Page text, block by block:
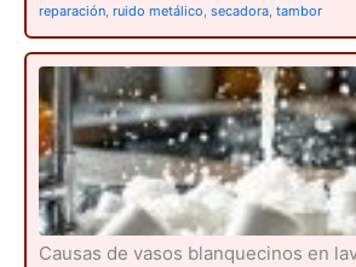
reparación, ruido metálico, secadora, tambor
Causas de vasos blanquecinos en